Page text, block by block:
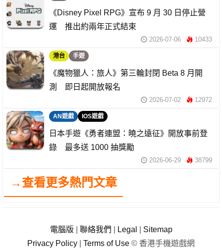
《Disney Pixel RPG》宣布 9 月 30 日停止營
運 推出約兩年正式結束
2026-07-06 10433
港台 手遊
《魔物獵人：旅人》第三輪封閉 Beta 8 月開
測 即日起開放報名
2026-07-02 12972
AN遊戲 IOS遊戲
日本手遊《勇者連盟：曉之遠征》開放事前登
錄 最多送 1000 抽獎勵
2026-06-29 38799
→查看更多熱門文章
電腦版 聯絡我們 Legal
Sitemap
Privacy Policy
Terms of Use © 香港手機遊戲網